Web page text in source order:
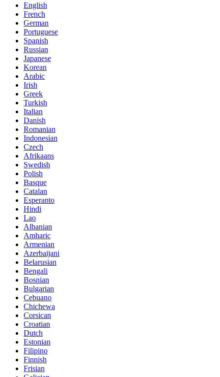
English
French
German
Portuguese
Spanish
Russian
Japanese
Korean
Arabic
Irish
Greek
Turkish
Italian
Danish
Romanian
Indonesian
Czech
Afrikaans
Swedish
Polish
Basque
Catalan
Esperanto
Hindi
Lao
Albanian
Amharic
Armenian
Azerbaijani
Belarusian
Bengali
Bosnian
Bulgarian
Cebuano
Chichewa
Corsican
Croatian
Dutch
Estonian
Filipino
Finnish
Frisian